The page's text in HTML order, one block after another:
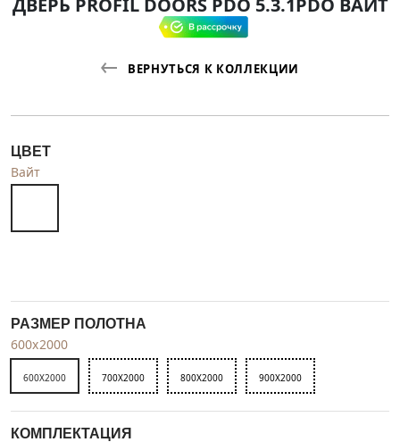
ВЕРНУТЬСЯ К КОЛЛЕКЦИИ
ЦВЕТ
Вайт
РАЗМЕР ПОЛОТНА
600x2000
600X2000 700X2000 800X2000 900X2000
КОМПЛЕКТАЦИЯ